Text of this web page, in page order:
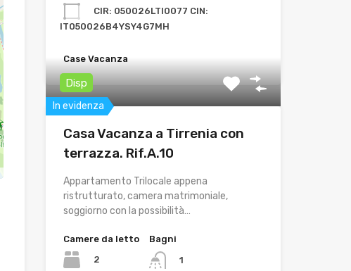
CIR: 050026LTI0077 CIN:
IT050026B4YSY4G7MH
Case Vacanza
In evidenza
Disp
Casa Vacanza a Tirrenia con
terrazza. Rif.A.10
Appartamento Trilocale appena
ristrutturato, camera matrimoniale,
soggiorno con la possibilità…
Camere da letto
2
Bagni
1